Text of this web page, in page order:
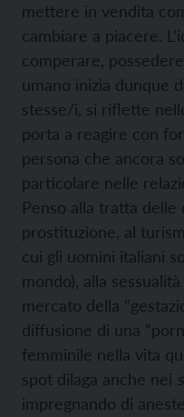
mettere in vendita
cambiare a piacere.
comperare,
umano inizia dunque
stesse/i, si riflette
porta a reagire con
persona che ancora
particolare nelle
Penso alla tratta delle
prostituzione, al
cui gli uomini italiani
mondo), alla
mercato della
diffusione di una
femminile nella vita
spot dilaga anche nei
impregnando di